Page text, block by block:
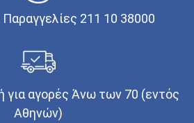
211 10 38000
αγορές Άνω των 70 (εντός
Αθηνών)